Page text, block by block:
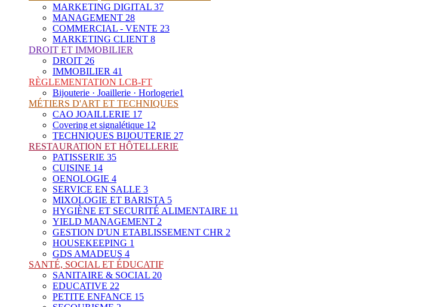
MARKETING DIGITAL 37
MANAGEMENT 28
COMMERCIAL - VENTE 23
MARKETING CLIENT 8
DROIT ET IMMOBILIER
DROIT 26
IMMOBILIER 41
RÈGLEMENTATION LCB-FT
Bijouterie · Joaillerie · Horlogerie1
MÉTIERS D'ART ET TECHNIQUES
CAO JOAILLERIE 17
Covering et signalétique 12
TECHNIQUES BIJOUTERIE 27
RESTAURATION ET HÔTELLERIE
PATISSERIE 35
CUISINE 14
OENOLOGIE 4
SERVICE EN SALLE 3
MIXOLOGIE ET BARISTA 5
HYGIÈNE ET SECURITÉ ALIMENTAIRE 11
YIELD MANAGEMENT 2
GESTION D'UN ETABLISSEMENT CHR 2
HOUSEKEEPING 1
GDS AMADEUS 4
SANTÉ, SOCIAL ET ÉDUCATIF
SANITAIRE & SOCIAL 20
EDUCATIVE 22
PETITE ENFANCE 15